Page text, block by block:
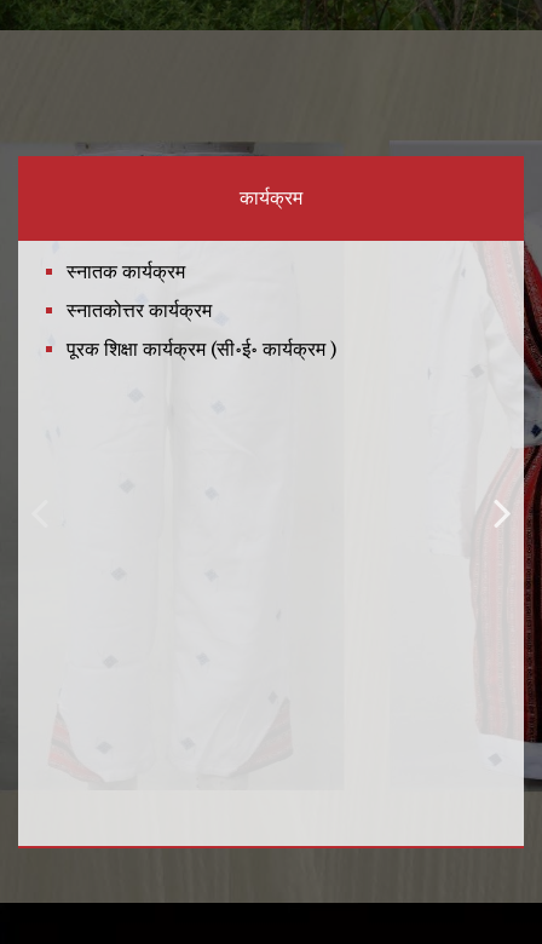
कार्यक्रम
स्नातक कार्यक्रम
स्नातकोत्तर कार्यक्रम
पूरक शिक्षा कार्यक्रम (सी॰ई॰ कार्यक्रम )